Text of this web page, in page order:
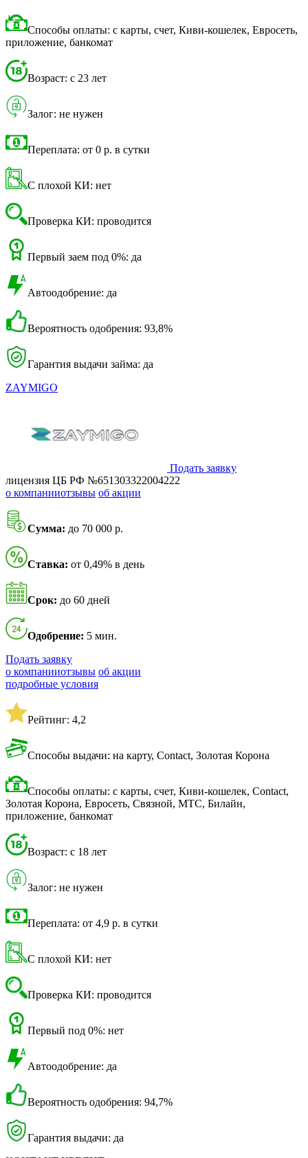
Способы оплаты: с карты, счет, Киви-кошелек, Евросеть,
приложение, банкомат
Возраст: с 23 лет
Залог: не нужен
Переплата: от 0 р. в сутки
С плохой КИ: нет
Проверка КИ: проводится
Первый заем под 0%: да
Автоодобрение: да
Вероятность одобрения: 93,8%
Гарантия выдачи займа: да
ZAYMIGO
Подать заявку
лицензия ЦБ РФ №651303322004222
о компанииотзывы об акции
Сумма: до 70 000 р.
Ставка: от 0,49% в день
Срок: до 60 дней
Одобрение: 5 мин.
Подать заявку
о компанииотзывы об акции
подробные условия
Рейтинг: 4,2
Способы выдачи: на карту, Contact, Золотая Корона
Способы оплаты: с карты, счет, Киви-кошелек, Contact,
Золотая Корона, Евросеть, Связной, МТС, Билайн,
приложение, банкомат
Возраст: с 18 лет
Залог: не нужен
Переплата: от 4,9 р. в сутки
С плохой КИ: нет
Проверка КИ: проводится
Первый под 0%: нет
Автоодобрение: да
Вероятность одобрения: 94,7%
Гарантия выдачи: да